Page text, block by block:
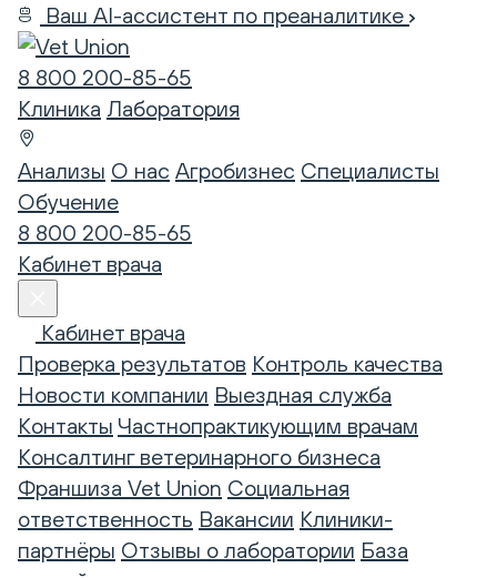
Ваш AI-ассистент по преаналитике
8 800 200-85-65
Клиника Лаборатория
Анализы О нас Агробизнес Специалисты
Обучение
8 800 200-85-65
Кабинет врача
Кабинет врача
Проверка результатов Контроль качества
Новости компании Выездная служба
Контакты Частнопрактикующим врачам
Консалтинг ветеринарного бизнеса
Франшиза Vet Union Социальная
ответственность Вакансии Клиники-
партнёры Отзывы о лаборатории База